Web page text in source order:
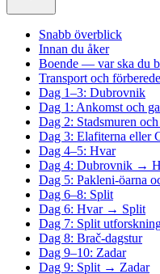
Snabb överblick
Innan du åker
Boende — var ska du
Transport och
Dag 1–3: Dubrovnik
Dag 1: Ankomst och
Dag 2: Stadsmuren
Dag 3: Elafiterna eller
Dag 4–5: Hvar
Dag 4: Dubrovnik →
Dag 5: Pakleni-öarna
Dag 6–8: Split
Dag 6: Hvar → Split
Dag 7: Split
Dag 8: Brač-dagstur
Dag 9–10: Zadar
Dag 9: Split → Zadar